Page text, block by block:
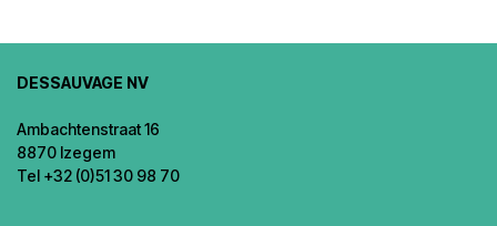
DESSAUVAGE NV
Ambachtenstraat 16
8870 Izegem
Tel +32 (0)51 30 98 70